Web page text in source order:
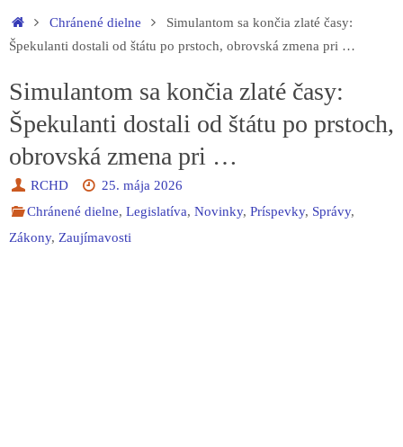
HomeChránené dielne
Simulantom sa končia zlaté časy:
Špekulanti dostali od štátu po prstoch, obrovská zmena pri …
Simulantom sa končia zlaté časy:
Špekulanti dostali od štátu po prstoch,
obrovská zmena pri …
RCHD
25. mája 2026
Chránené dielne,Legislatíva,Novinky,Príspevky, Správy,
Zákony, Zaujímavosti